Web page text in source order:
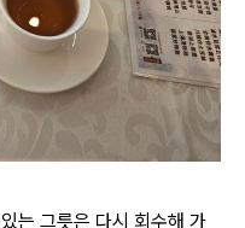
는 그릇은 다시 회수해 가